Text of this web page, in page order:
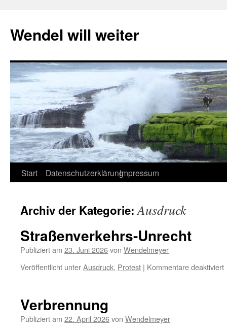
Wendel will weiter
Zum
springen
Start DatenschutzerklärungImpressum
Archiv der Kategorie:Ausdruck
Straßenverkehrs-Unrecht
Publiziert am 23. Juni 2026von Wendelmeyer
Veröffentlicht unterAusdruck, Protest | Kommentare deaktiviert
Verbrennung
Publiziert am 22. April 2026von Wendelmeyer